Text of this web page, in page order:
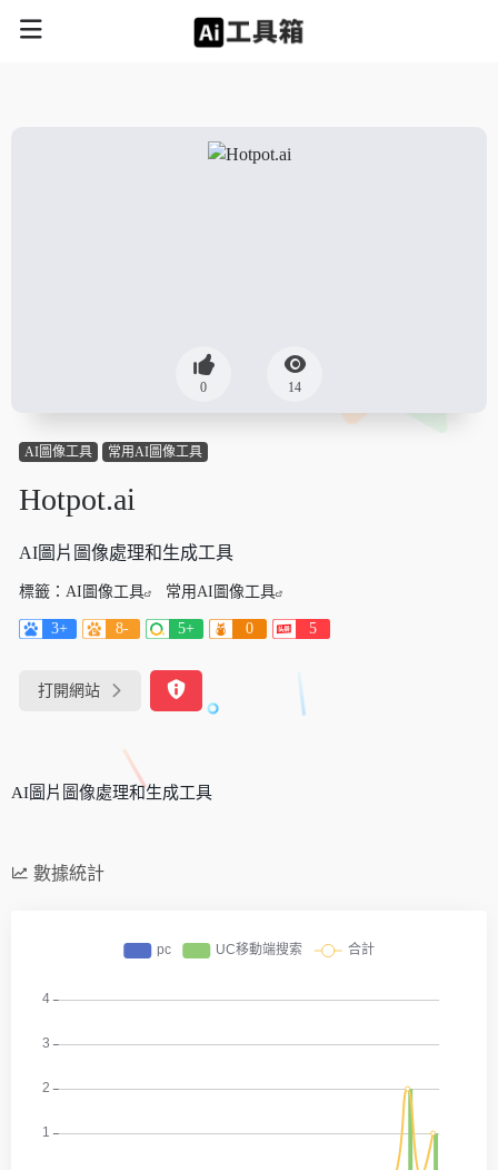
0 14
AI圖像工具 常用AI圖像工具
Hotpot.ai
AI圖片圖像處理和生成工具
標籤： AI圖像工具 常用AI圖像工具
3+ 8- 5+ 0 5
打開網站
AI圖片圖像處理和生成工具
數據統計